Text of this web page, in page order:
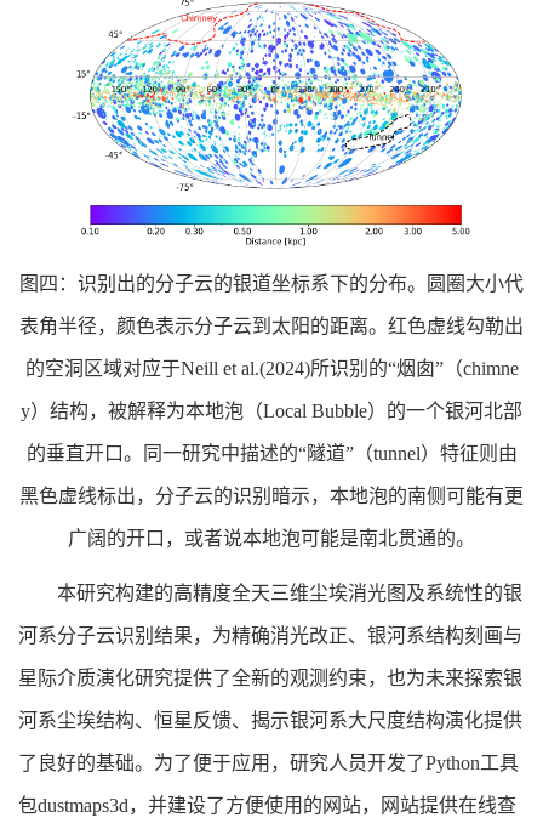
图四：识别出的分子云的银道坐标系下的分布。圆圈大小代
表角半径，颜色表示分子云到太阳的距离。红色虚线勾勒出
的空洞区域对应于Neill et al.(2024)所识别的“烟囱”（chimne
y）结构，被解释为本地泡（Local Bubble）的一个银河北部
的垂直开口。同一研究中描述的“隧道”（tunnel）特征则由
黑色虚线标出，分子云的识别暗示，本地泡的南侧可能有更
广阔的开口，或者说本地泡可能是南北贯通的。
本研究构建的高精度全天三维尘埃消光图及系统性的银
河系分子云识别结果，为精确消光改正、银河系结构刻画与
星际介质演化研究提供了全新的观测约束，也为未来探索银
河系尘埃结构、恒星反馈、揭示银河系大尺度结构演化提供
了良好的基础。为了便于应用，研究人员开发了Python工具
包dustmaps3d，并建设了方便使用的网站，网站提供在线查